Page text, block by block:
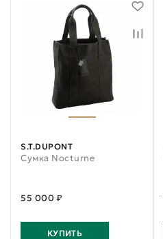
S.T.DUPONT
Сумка Nocturne
55 000 ₽
КУПИТЬ